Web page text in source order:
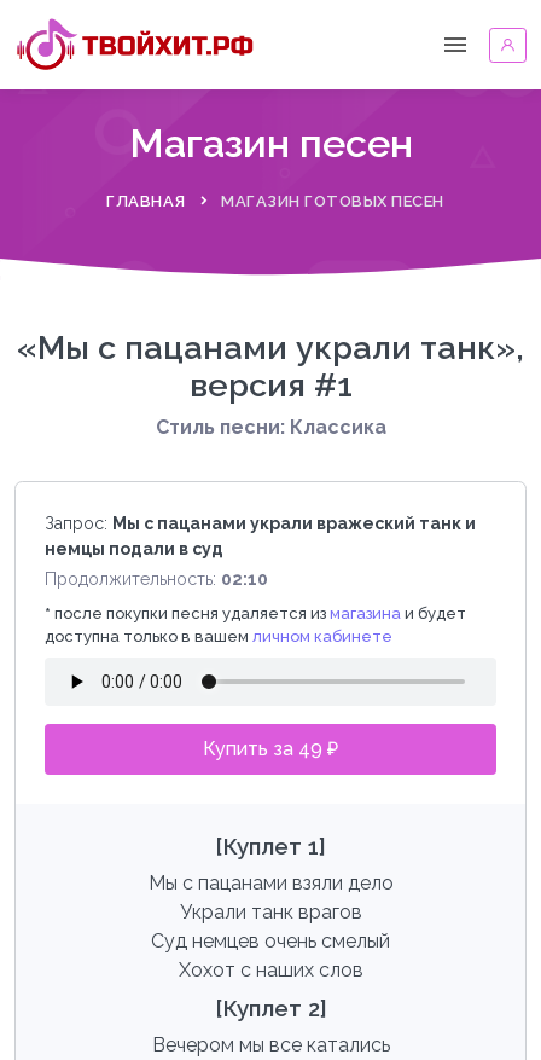
Магазин песен
ГЛАВНАЯ МАГАЗИН ГОТОВЫХ ПЕСЕН
«Мы с пацанами украли танк»,
версия #1
Стиль песни: Классика
Запрос: Мы с пацанами украли вражеский танк и
немцы подали в суд
Продолжительность: 02:10
* после покупки песня удаляется из магазина и будет
доступна только в вашем личном кабинете
Купить за 49 ₽
[Куплет 1]
Мы с пацанами взяли дело
Украли танк врагов
Суд немцев очень смелый
Хохот с наших слов
[Куплет 2]
Вечером мы все катались